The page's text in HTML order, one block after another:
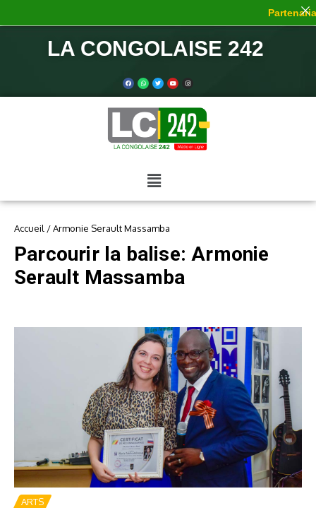
LA CONGOLAISE 242
Accueil /Armonie Serault Massamba
Parcourir la balise: Armonie
Serault Massamba
ARTS